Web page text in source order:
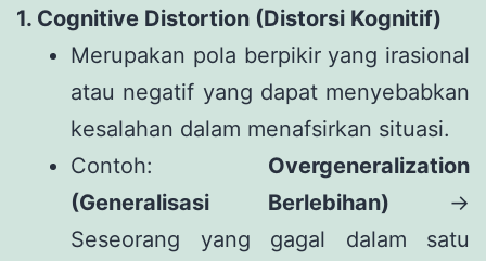
1. Cognitive Distortion (Distorsi Kognitif)
Merupakan pola berpikir yang irasional
atau negatif yang dapat menyebabkan
kesalahan dalam menafsirkan situasi.
Contoh: Overgeneralization
(Generalisasi Berlebihan) →
Seseorang yang gagal dalam satu